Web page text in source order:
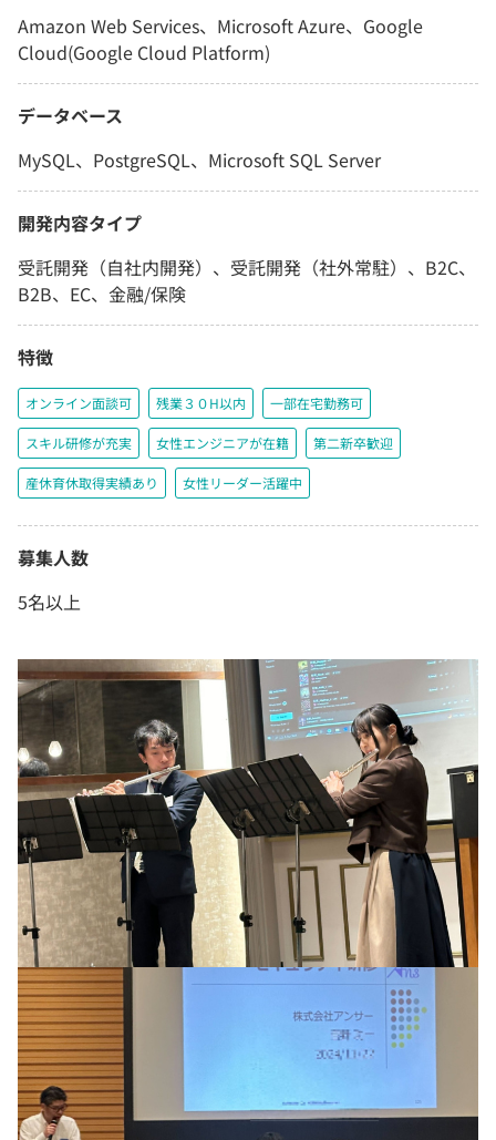
Amazon Web Services、Microsoft Azure、Google
Cloud(Google Cloud Platform)
データベース
MySQL、PostgreSQL、Microsoft SQL Server
開発内容タイプ
受託開発（自社内開発）、受託開発（社外常駐）、B2C、
B2B、EC、金融/保険
特徴
オンライン面談可 残業３０H以内 一部在宅勤務可
スキル研修が充実 女性エンジニアが在籍 第二新卒歓迎
産休育休取得実績あり 女性リーダー活躍中
募集人数
5名以上